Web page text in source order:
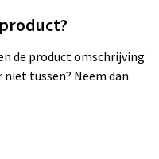
de product omschrijving
tussen? Neem dan